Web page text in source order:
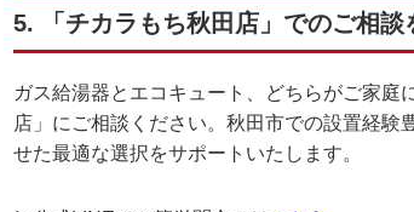
5. 「チカラもち秋田店」でのご相談
ガス給湯器とエコキュート、どちらがご家庭
店」にご相談ください。秋田市での設置経験
せた最適な選択をサポートいたします。